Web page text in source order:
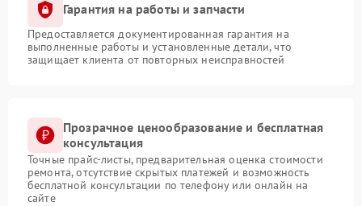
Гарантия на работы и запчасти
Предоставляется документированная гарантия на
выполненные работы и установленные детали, что
защищает клиента от повторных неисправностей
Прозрачное ценообразование и бесплатная
консультация
Точные прайс-листы, предварительная оценка стоимости
ремонта, отсутствие скрытых платежей и возможность
бесплатной консультации по телефону или онлайн на
сайте